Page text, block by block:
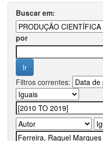
Buscar em:
por
Filtros correntes: